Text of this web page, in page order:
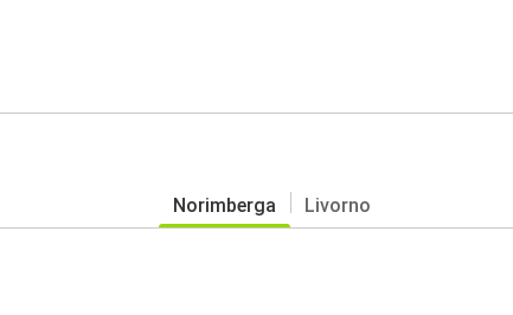
Norimberga Livorno